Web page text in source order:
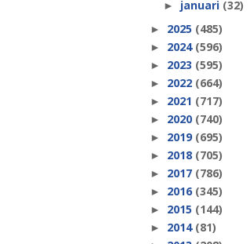
► januari (32)
► 2025 (485)
► 2024 (596)
► 2023 (595)
► 2022 (664)
► 2021 (717)
► 2020 (740)
► 2019 (695)
► 2018 (705)
► 2017 (786)
► 2016 (345)
► 2015 (144)
► 2014 (81)